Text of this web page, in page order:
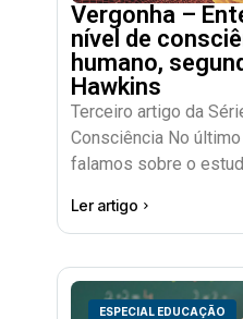
Vergonha –
nível de
humano,
Hawkins
Terceiro artigo da
Consciência No
falamos sobre o
Ler artigo
ESPECIAL EDUCAÇÃO